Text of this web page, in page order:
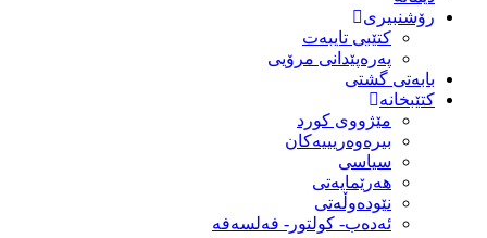
رۆشنبیری
کتێبی تایبەت
پەرەپێدانی مرۆیی
بابەتی گشتی
کتێبخانە
مێژووى کورد
بیرەوەریییەکان
سیاسى
هەرێمایەتی
نێودەوڵەتی
ئەدەب- کولتور- فەلسەفە